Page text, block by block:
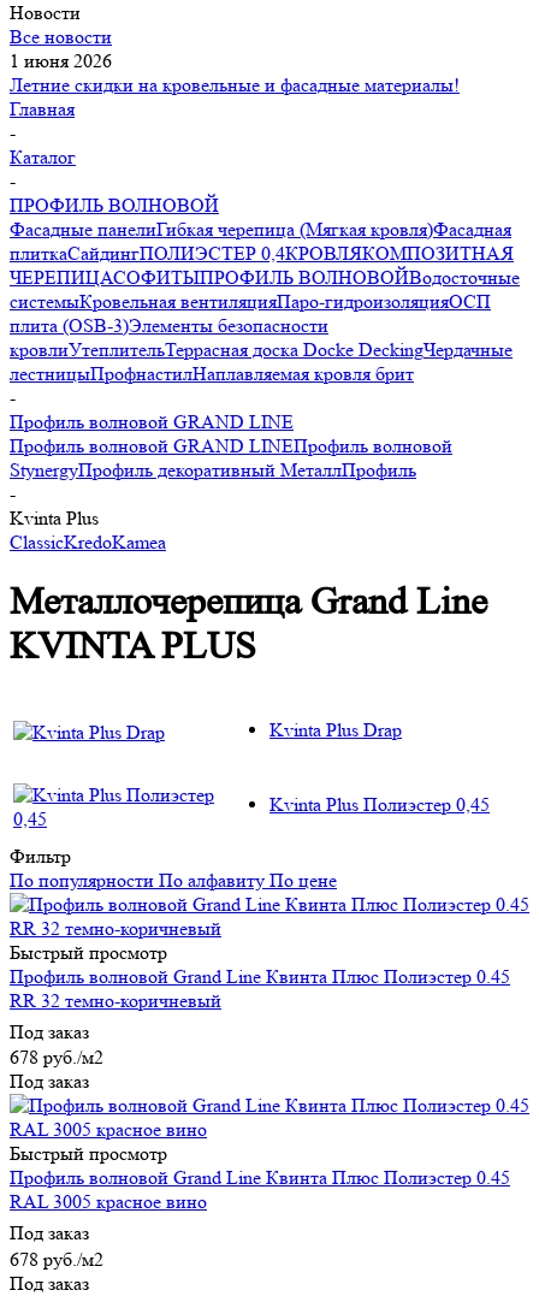
Новости
Все новости
1 июня 2026
Летние скидки на кровельные и фасадные материалы!
Главная
-
Каталог
-
ПРОФИЛЬ ВОЛНОВОЙ
Фасадные панелиГибкая черепица (Мягкая кровля)Фасадная
плиткаСайдингПОЛИЭСТЕР 0,4КРОВЛЯКОМПОЗИТНАЯ
ЧЕРЕПИЦАСОФИТЫПРОФИЛЬ ВОЛНОВОЙВодосточные
системыКровельная вентиляцияПаро-гидроизоляцияОСП
плита (OSB-3)Элементы безопасности
кровлиУтеплительТеррасная доска Docke DeckingЧердачные
лестницыПрофнастилНаплавляемая кровля брит
-
Профиль волновой GRAND LINE
Профиль волновой GRAND LINEПрофиль волновой
StynergyПрофиль декоративный МеталлПрофиль
-
Kvinta Plus
ClassicKredoKamea
Металлочерепица Grand Line
KVINTA PLUS
Kvinta Plus Drap
Kvinta Plus Полиэстер 0,45
Фильтр
По популярности По алфавиту По цене
Быстрый просмотр
Профиль волновой Grand Line Квинта Плюс Полиэстер 0.45
RR 32 темно-коричневый
Под заказ
678 руб./м2
Под заказ
Быстрый просмотр
Профиль волновой Grand Line Квинта Плюс Полиэстер 0.45
RAL 3005 красное вино
Под заказ
678 руб. /м2
Под заказ